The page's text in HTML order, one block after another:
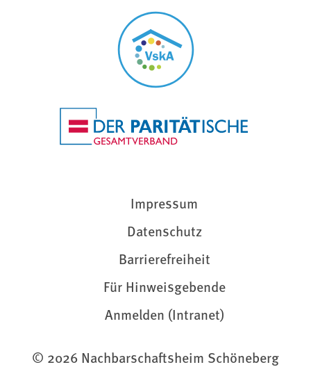
Impressum
Datenschutz
Barrierefreiheit
Für Hinweisgebende
Anmelden (Intranet)
© 2026 Nachbarschaftsheim Schöneberg